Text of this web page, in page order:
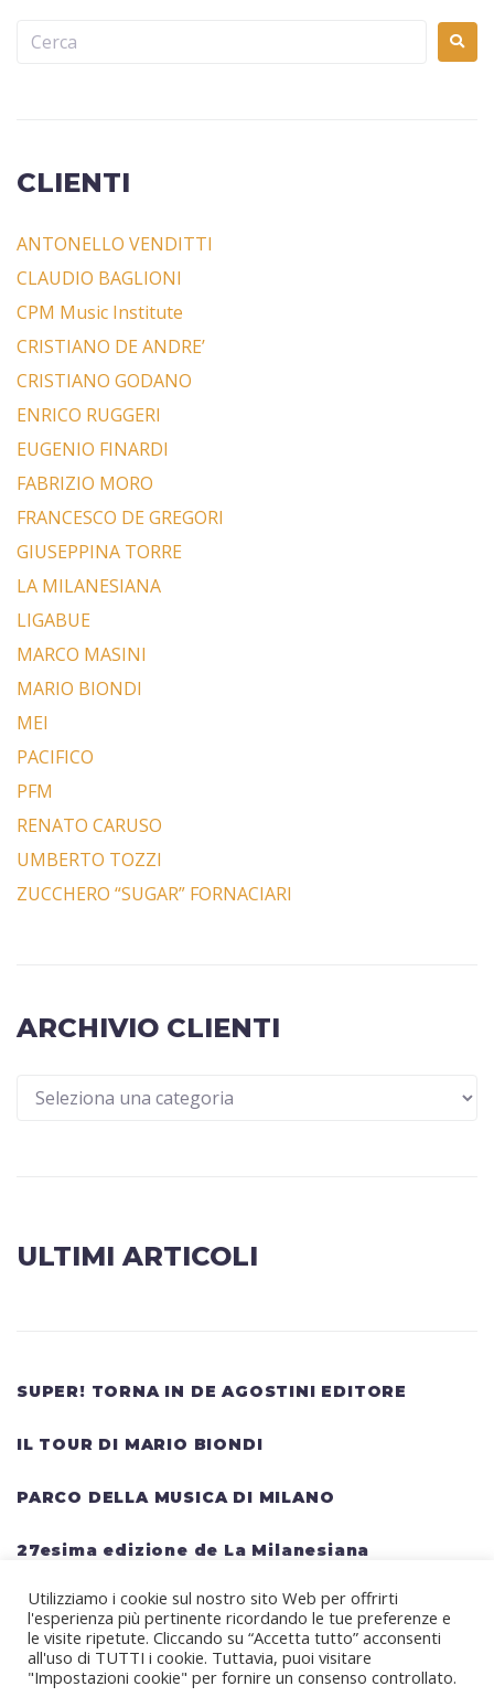
CLIENTI
ANTONELLO VENDITTI
CLAUDIO BAGLIONI
CPM Music Institute
CRISTIANO DE ANDRE’
CRISTIANO GODANO
ENRICO RUGGERI
EUGENIO FINARDI
FABRIZIO MORO
FRANCESCO DE GREGORI
GIUSEPPINA TORRE
LA MILANESIANA
LIGABUE
MARCO MASINI
MARIO BIONDI
MEI
PACIFICO
PFM
RENATO CARUSO
UMBERTO TOZZI
ZUCCHERO “SUGAR” FORNACIARI
ARCHIVIO CLIENTI
ULTIMI ARTICOLI
SUPER! TORNA IN DE AGOSTINI EDITORE
IL TOUR DI MARIO BIONDI
PARCO DELLA MUSICA DI MILANO
27esima edizione de La Milanesiana
HELLWATT FESTIVAL: una lineup gigantesca
per il festival estivo TRAVIS SCOTT, KANYE
WEST, SWEDISH HOUSE MAFIA, MARTIN
Utilizziamo i cookie sul nostro sito Web per offrirti
l'esperienza più pertinente ricordando le tue preferenze e
le visite ripetute. Cliccando su “Accetta tutto” acconsenti
all'uso di TUTTI i cookie. Tuttavia, puoi visitare
"Impostazioni cookie" per fornire un consenso controllato.